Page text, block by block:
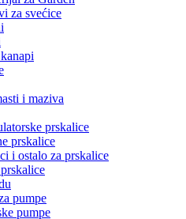
za svećice
i maziva
prskalice
prskalice
i ostalo za prskalice
pumpe
pumpe